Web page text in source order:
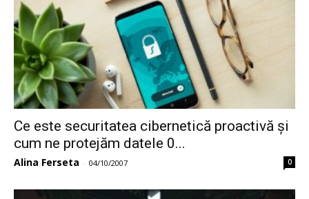
Ce este securitatea cibernetică proactivă și
cum ne protejăm datele 0...
Alina Ferseta - 04/10/2007 0